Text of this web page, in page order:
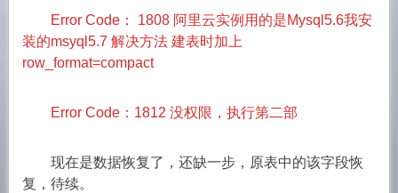
Error Code： 1808 阿里云实例用的是Mysql5.6我安
装的msyql5.7 解决方法 建表时加上
row_format=compact
Error Code：1812 没权限，执行第二部
现在是数据恢复了，还缺一步，原表中的该字段恢
复，待续。